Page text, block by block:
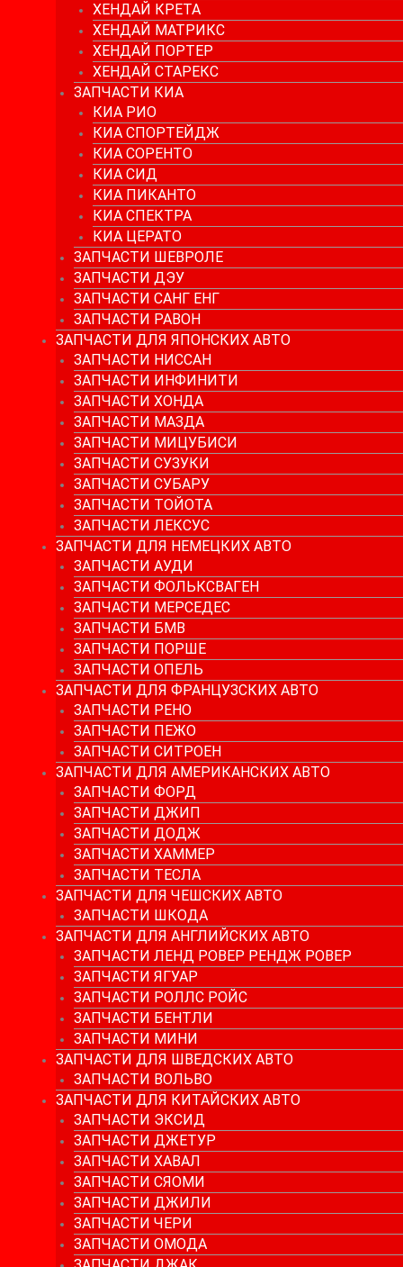
ХЕНДАЙ КРЕТА
ХЕНДАЙ МАТРИКС
ХЕНДАЙ ПОРТЕР
ХЕНДАЙ СТАРЕКС
ЗАПЧАСТИ КИА
КИА РИО
КИА СПОРТЕЙДЖ
КИА СОРЕНТО
КИА СИД
КИА ПИКАНТО
КИА СПЕКТРА
КИА ЦЕРАТО
ЗАПЧАСТИ ШЕВРОЛЕ
ЗАПЧАСТИ ДЭУ
ЗАПЧАСТИ САНГ ЕНГ
ЗАПЧАСТИ РАВОН
ЗАПЧАСТИ ДЛЯ ЯПОНСКИХ АВТО
ЗАПЧАСТИ НИССАН
ЗАПЧАСТИ ИНФИНИТИ
ЗАПЧАСТИ ХОНДА
ЗАПЧАСТИ МАЗДА
ЗАПЧАСТИ МИЦУБИСИ
ЗАПЧАСТИ СУЗУКИ
ЗАПЧАСТИ СУБАРУ
ЗАПЧАСТИ ТОЙОТА
ЗАПЧАСТИ ЛЕКСУС
ЗАПЧАСТИ ДЛЯ НЕМЕЦКИХ АВТО
ЗАПЧАСТИ АУДИ
ЗАПЧАСТИ ФОЛЬКСВАГЕН
ЗАПЧАСТИ МЕРСЕДЕС
ЗАПЧАСТИ БМВ
ЗАПЧАСТИ ПОРШЕ
ЗАПЧАСТИ ОПЕЛЬ
ЗАПЧАСТИ ДЛЯ ФРАНЦУЗСКИХ АВТО
ЗАПЧАСТИ РЕНО
ЗАПЧАСТИ ПЕЖО
ЗАПЧАСТИ СИТРОЕН
ЗАПЧАСТИ ДЛЯ АМЕРИКАНСКИХ АВТО
ЗАПЧАСТИ ФОРД
ЗАПЧАСТИ ДЖИП
ЗАПЧАСТИ ДОДЖ
ЗАПЧАСТИ ХАММЕР
ЗАПЧАСТИ ТЕСЛА
ЗАПЧАСТИ ДЛЯ ЧЕШСКИХ АВТО
ЗАПЧАСТИ ШКОДА
ЗАПЧАСТИ ДЛЯ АНГЛИЙСКИХ АВТО
ЗАПЧАСТИ ЛЕНД РОВЕР РЕНДЖ РОВЕР
ЗАПЧАСТИ ЯГУАР
ЗАПЧАСТИ РОЛЛС РОЙС
ЗАПЧАСТИ БЕНТЛИ
ЗАПЧАСТИ МИНИ
ЗАПЧАСТИ ДЛЯ ШВЕДСКИХ АВТО
ЗАПЧАСТИ ВОЛЬВО
ЗАПЧАСТИ ДЛЯ КИТАЙСКИХ АВТО
ЗАПЧАСТИ ЭКСИД
ЗАПЧАСТИ ДЖЕТУР
ЗАПЧАСТИ ХАВАЛ
ЗАПЧАСТИ СЯОМИ
ЗАПЧАСТИ ДЖИЛИ
ЗАПЧАСТИ ЧЕРИ
ЗАПЧАСТИ ОМОДА